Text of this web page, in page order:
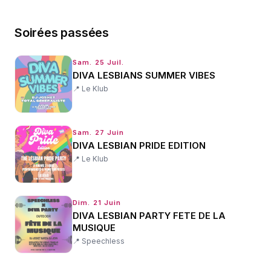
Soirées passées
Sam. 25 Juil.
DIVA LESBIANS SUMMER VIBES
📍 Le Klub
Sam. 27 Juin
DIVA LESBIAN PRIDE EDITION
📍 Le Klub
Dim. 21 Juin
DIVA LESBIAN PARTY FETE DE LA
MUSIQUE
📍 Speechless